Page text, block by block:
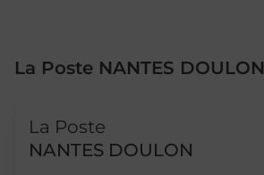
La Poste NANTES DOULON
La Poste
NANTES DOULON